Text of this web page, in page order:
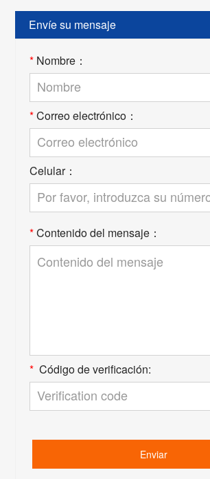
Envíe su mensaje
* Nombre：
*Correo electrónico：
Celular：
*Contenido del mensaje：
* Código de verificación:
Enviar